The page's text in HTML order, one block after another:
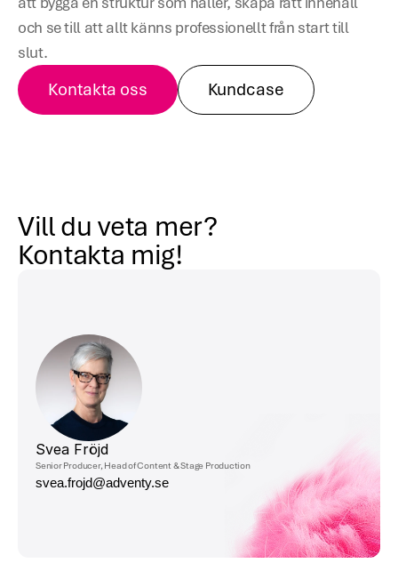
och se till att allt känns professionellt från start till
slut.
Kontakta oss Kundcase
Vill du veta mer?
Kontakta mig!
Svea Fröjd
Senior Producer, Head of Content & Stage Production
svea.frojd@adventy.se